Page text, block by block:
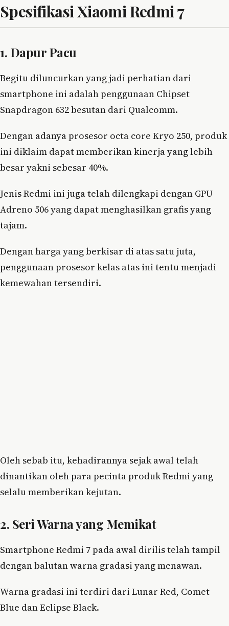
Spesifikasi Xiaomi Redmi 7
1. Dapur Pacu
Begitu diluncurkan yang jadi perhatian dari
smartphone ini adalah penggunaan Chipset
Snapdragon 632 besutan dari Qualcomm.
Dengan adanya prosesor octa core Kryo 250, produk
ini diklaim dapat memberikan kinerja yang lebih
besar yakni sebesar 40%.
Jenis Redmi ini juga telah dilengkapi dengan GPU
Adreno 506 yang dapat menghasilkan grafis yang
tajam.
Dengan harga yang berkisar di atas satu juta,
penggunaan prosesor kelas atas ini tentu menjadi
kemewahan tersendiri.
Oleh sebab itu, kehadirannya sejak awal telah
dinantikan oleh para pecinta produk Redmi yang
selalu memberikan kejutan.
2. Seri Warna yang Memikat
Smartphone Redmi 7 pada awal dirilis telah tampil
dengan balutan warna gradasi yang menawan.
Warna gradasi ini terdiri dari Lunar Red, Comet
Blue dan Eclipse Black.